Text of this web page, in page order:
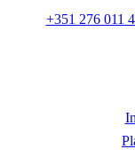
+351 276 011